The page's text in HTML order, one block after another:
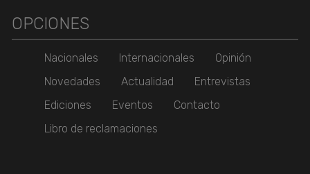
OPCIONES
Nacionales Internacionales
Opinión
Novedades
Actualidad
Entrevistas
Ediciones
Eventos
Contacto
Libro de reclamaciones